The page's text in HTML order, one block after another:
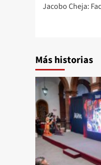
Jacobo Cheja:
Más historias